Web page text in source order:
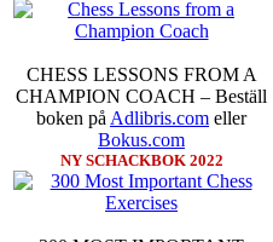
CHESS LESSONS FROM A
CHAMPION COACH – Beställ
boken på Adlibris.com eller
Bokus.com
NY SCHACKBOK 2022